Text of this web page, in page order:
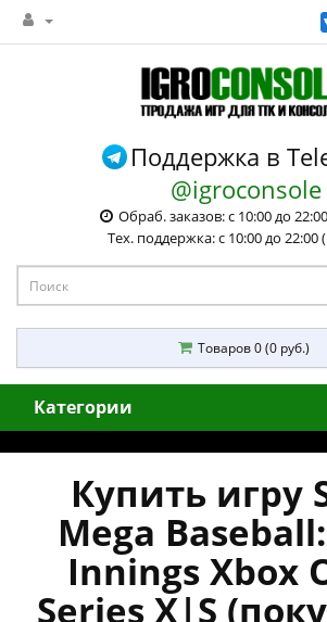
Поддержка в
@igroconsole
Обраб. заказов: с 10:00 до
Тех. поддержка: с 10:00 до 22:00
Товаров 0 (0 руб.)
Категории
Купить игру
Mega
Innings Xbox
Series X|S